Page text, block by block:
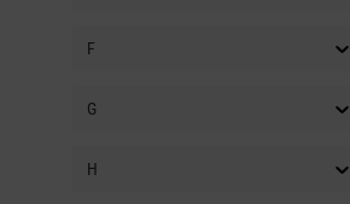
F
G
H